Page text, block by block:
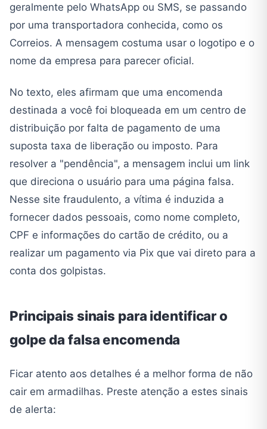
geralmente pelo WhatsApp ou SMS, se passando
por uma transportadora conhecida, como os
Correios. A mensagem costuma usar o logotipo e o
nome da empresa para parecer oficial.
No texto, eles afirmam que uma encomenda
destinada a você foi bloqueada em um centro de
distribuição por falta de pagamento de uma
suposta taxa de liberação ou imposto. Para
resolver a "pendência", a mensagem inclui um link
que direciona o usuário para uma página falsa.
Nesse site fraudulento, a vítima é induzida a
fornecer dados pessoais, como nome completo,
CPF e informações do cartão de crédito, ou a
realizar um pagamento via Pix que vai direto para a
conta dos golpistas.
Principais sinais para identificar o
golpe da falsa encomenda
Ficar atento aos detalhes é a melhor forma de não
cair em armadilhas. Preste atenção a estes sinais
de alerta: